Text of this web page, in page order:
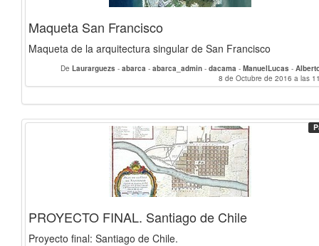
Maqueta San Francisco
Maqueta de la arquitectura singular de San Francisco
De Laurarguezs - abarca - abarca_admin - dacama - ManuelLucas -
DobleMer -rodriruizl -MariaZ-
-Rang-Sandra-Daniela_Maqueo-jesustorres-jagarzon-mmvdal-
8 de Octubre de 2016 a las
PROYECTO FINAL. Santiago de Chile
Proyecto final: Santiago de Chile.